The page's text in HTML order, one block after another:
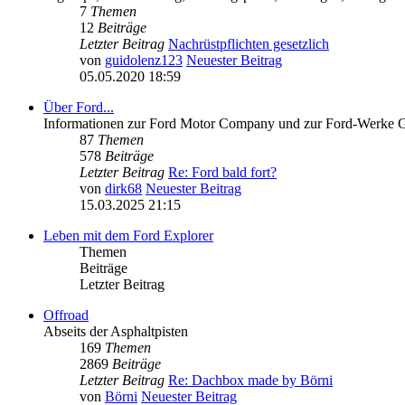
7 Themen
12 Beiträge
Letzter Beitrag Nachrüstpflichten gesetzlich
von guidolenz123 Neuester Beitrag
05.05.2020 18:59
Über Ford...
Informationen zur Ford Motor Company und zur Ford-Werke
87 Themen
578 Beiträge
Letzter Beitrag Re: Ford bald fort?
von dirk68 Neuester Beitrag
15.03.2025 21:15
Leben mit dem Ford Explorer
Themen
Beiträge
Letzter Beitrag
Offroad
Abseits der Asphaltpisten
169 Themen
2869 Beiträge
Letzter Beitrag Re: Dachbox made by Börni
von Börni Neuester Beitrag